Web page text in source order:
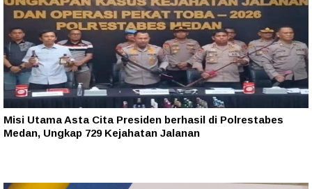
Misi Utama Asta Cita Presiden berhasil di Polrestabes
Medan, Ungkap 729 Kejahatan Jalanan